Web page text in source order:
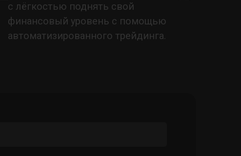
с лёгкостью поднять свой
финансовый уровень с помощью
автоматизированного трейдинга.